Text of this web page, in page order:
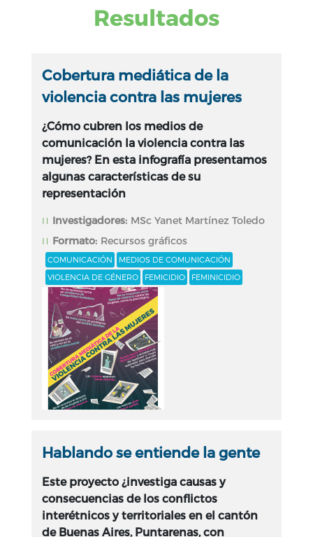
Resultados
Cobertura mediática de la
violencia contra las mujeres
¿Cómo cubren los medios de
comunicación la violencia contra las
mujeres? En esta infografía presentamos
algunas características de su
representación
Investigadores: MSc Yanet Martínez Toledo
Formato: Recursos gráficos
COMUNICACIÓN
MEDIOS DE COMUNICACIÓN
VIOLENCIA DE GÉNERO
FEMICIDIO FEMINICIDIO
Hablando se entiende la gente
Este proyecto ¿investiga causas y
consecuencias de los conflictos
interétnicos y territoriales en el cantón
de Buenas Aires, Puntarenas, con